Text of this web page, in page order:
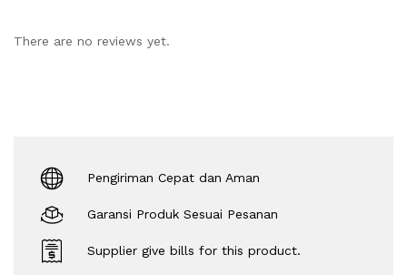
There are no reviews yet.
Pengiriman Cepat dan Aman
Garansi Produk Sesuai Pesanan
Supplier give bills for this product.